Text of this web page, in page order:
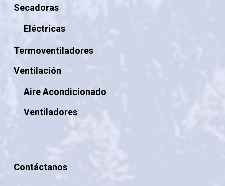
Secadoras
Eléctricas
Termoventiladores
Ventilación
Aire Acondicionado
Ventiladores
Contáctanos